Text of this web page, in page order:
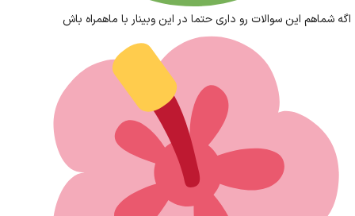
اگه شماهم این سوالات رو داری حتما در این وبینار با ماهمراه باش